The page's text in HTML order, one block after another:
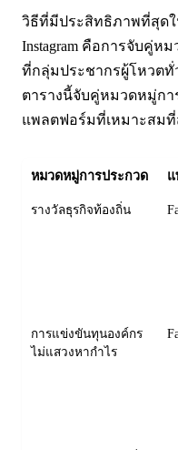
วิธีที่มีประสิทธิภาพที่สุดใ
Instagram คือการจับคู่
ที่กลุ่มประชากรผู้โหวต
ตารางนี้จับคู่หมวดหมู่ก
แพลตฟอร์มที่เหมาะสมที่
หมวดหมู่การประกวด แ
รางวัลธุรกิจท้องถิ่น
การแข่งขันทุนองค์กร
ไม่แสวงหากำไร